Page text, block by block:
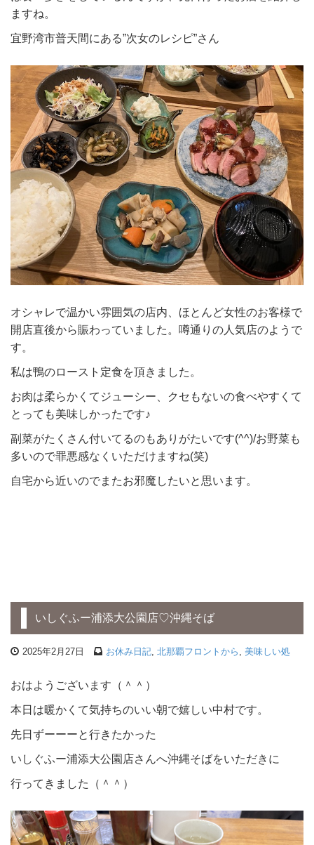
ますね。
宜野湾市普天間にある”次女のレシピ”さん
オシャレで温かい雰囲気の店内、ほとんど女性のお客様で
開店直後から賑わっていました。噂通りの人気店のようで
す。
私は鴨のロースト定食を頂きました。
お肉は柔らかくてジューシー、クセもないの食べやすくて
とっても美味しかったです♪
副菜がたくさん付いてるのもありがたいです(^^)/お野菜も
多いので罪悪感なくいただけますね(笑)
自宅から近いのでまたお邪魔したいと思います。
いしぐふー浦添大公園店♡沖縄そば
2025年2月27日 お休み日記, 北那覇フロントから , 美味しい処
おはようございます（＾＾）
本日は暖かくて気持ちのいい朝で嬉しい中村です。
先日ずーーーと行きたかった
いしぐふー浦添大公園店さんへ沖縄そばをいただきに
行ってきました（＾＾）